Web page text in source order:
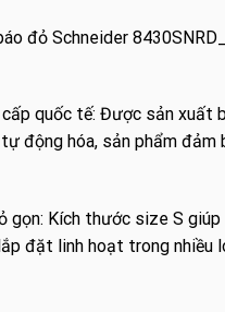
đỏ Schneider
quốc tế: Được sản xuất
động hóa, sản phẩm
Kích thước size S
đặt linh hoạt trong nhiều